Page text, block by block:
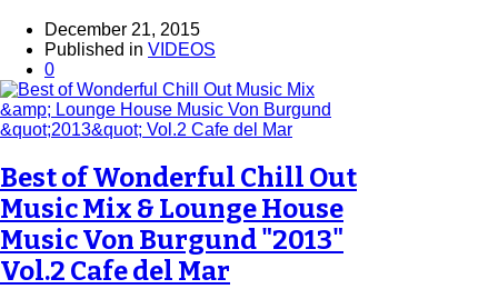
December 21, 2015
Published in VIDEOS
0
Best of Wonderful Chill Out
Music Mix & Lounge House
Music Von Burgund "2013"
Vol.2 Cafe del Mar